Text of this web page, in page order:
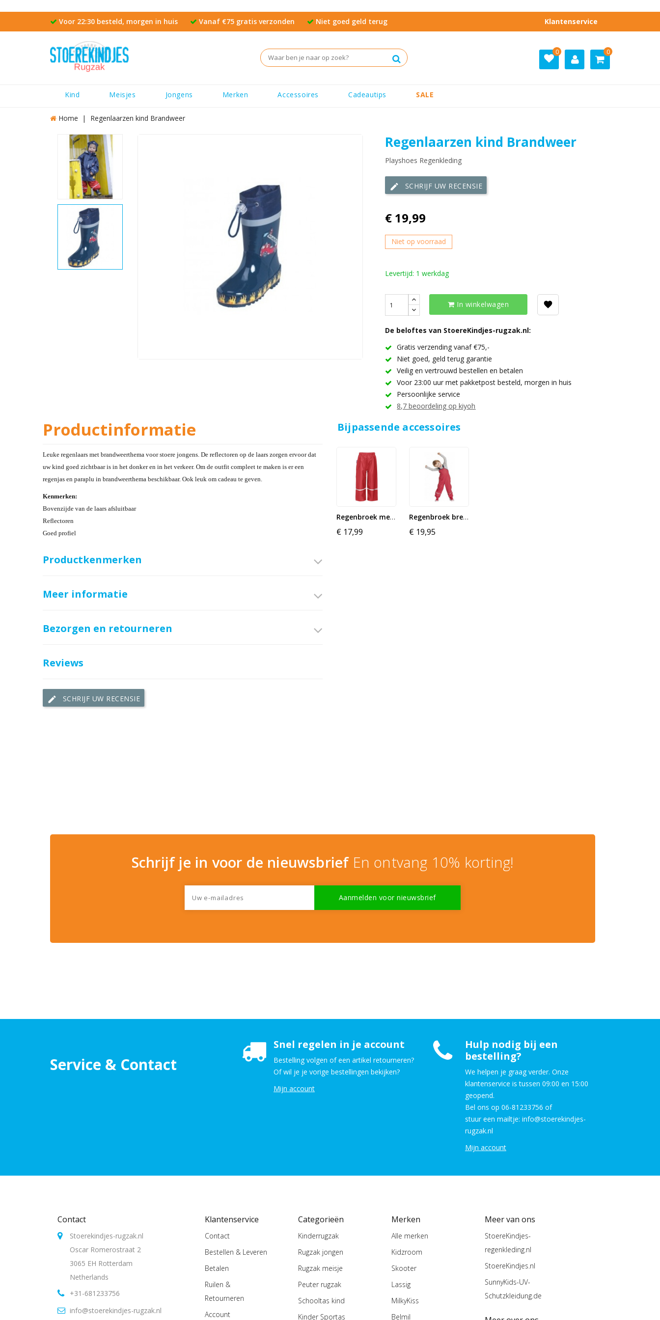
Voor 22:30 besteld, morgen in huis Vanaf €75 gratis verzonden Niet goed geld terug Klantenservice
0
0
Kind Meisjes Jongens Merken Accessoires Cadeautips SALE
Home Regenlaarzen kind Brandweer
Regenlaarzen kind Brandweer
Playshoes Regenkleding
edit SCHRIJF UW RECENSIE
€ 19,99
Niet op voorraad
Levertijd: 1 werkdag
In winkelwagen
De beloftes van StoereKindjes-rugzak.nl:
Gratis verzending vanaf €75,-
Niet goed, geld terug garantie
Veilig en vertrouwd bestellen en betalen
Voor 23:00 uur met pakketpost besteld, morgen in huis
Persoonlijke service
8,7 beoordeling op kiyoh
Productinformatie
Leuke regenlaars met brandweerthema voor stoere jongens. De reflectoren op de laars zorgen ervoor dat
uw kind goed zichtbaar is in het donker en in het verkeer. Om de outfit compleet te maken is er een
regenjas en paraplu in brandweerthema beschikbaar. Ook leuk om cadeau te geven.
Kenmerken:
Bovenzijde van de laars afsluitbaar
Reflectoren
Goed profiel
Productkenmerken
Meer informatie
Bezorgen en retourneren
Reviews
edit SCHRIJF UW RECENSIE
Bijpassende accessoires
Regenbroek met reflectoren...
€ 17,99
Regenbroek bretels - Rood
€ 19,95
Schrijf je in voor de nieuwsbrief En ontvang 10% korting!
Service & Contact
Snel regelen in je account
Bestelling volgen of een artikel retourneren?
Of wil je je vorige bestellingen bekijken?
Mijn account
Hulp nodig bij een
bestelling?
We helpen je graag verder. Onze
klantenservice is tussen 09:00 en 15:00
geopend.
Bel ons op 06-81233756 of
stuur een mailtje: info@stoerekindjes-
rugzak.nl
Mijn account
Contact
Stoerekindjes-rugzak.nl
Oscar Romerostraat 2
3065 EH Rotterdam
Netherlands
+31-681233756
info@stoerekindjes-rugzak.nl
Klantenservice
Contact
Bestellen & Leveren
Betalen
Ruilen &
Retourneren
Account
Categorieën
Kinderrugzak
Rugzak jongen
Rugzak meisje
Peuter rugzak
Schooltas kind
Kinder Sportas
Merken
Alle merken
Kidzroom
Skooter
Lassig
MilkyKiss
Belmil
Meer van ons
StoereKindjes-
regenkleding.nl
StoereKindjes.nl
SunnyKids-UV-
Schutzkleidung.de